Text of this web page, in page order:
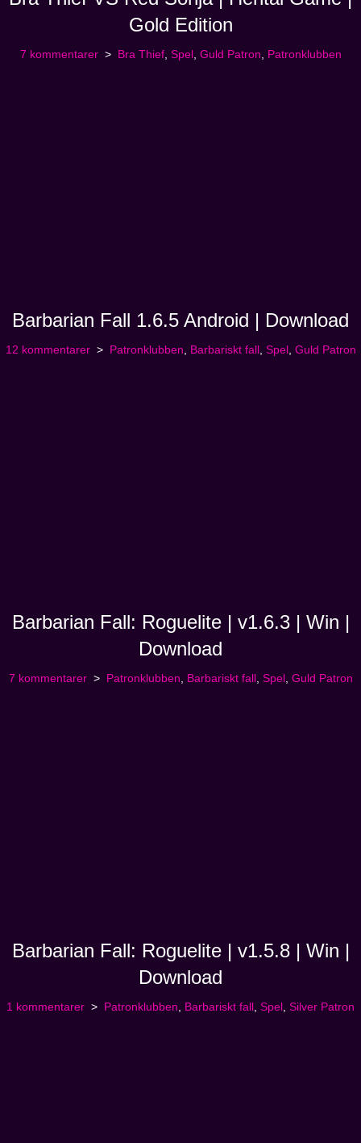
Gold Edition
7 kommentarer Bra Thief, Spel, Guld Patron Patronklubben
Barbarian Fall 1.6.5 Android | Download
12 kommentarer Patronklubben Barbariskt fall, Spel, Guld Patron
Barbarian Fall: Roguelite | v1.6.3 | Win |
Download
7 kommentarer Patronklubben Barbariskt fall, Spel, Guld Patron
Barbarian Fall: Roguelite | v1.5.8 | Win |
Download
1 kommentarer Patronklubben Barbariskt fall Spel Silver Patron